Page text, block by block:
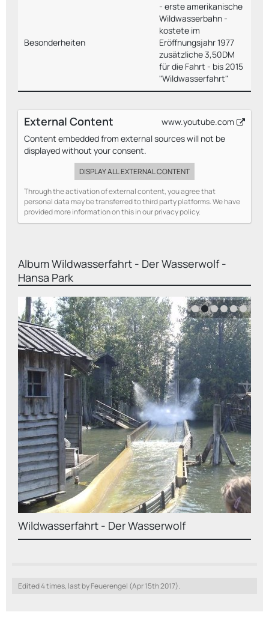
Besonderheiten
- erste amerikanische
Wildwasserbahn -
kostete im
Eröffnungsjahr 1977
zusätzliche 3,50DM
für die Fahrt - bis 2015
"Wildwasserfahrt"
External Content
www.youtube.com
Content embedded from external sources will not be
displayed without your consent.
DISPLAY ALL EXTERNAL CONTENT
Through the activation of external content, you agree that
personal data may be transferred to third party platforms. We have
provided more information on this in our privacy policy.
AlbumWildwasserfahrt - Der Wasserwolf -
Hansa Park
Wildwasserfahrt - Der Wasserwolf
Edited 4 times, last by Feuerengel (Apr 15th 2017).